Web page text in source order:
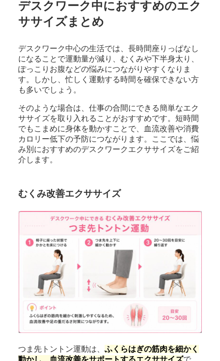
デスクワーク中におすすめのエク
ササイズまとめ
デスクワーク中心の生活では、長時間座りっぱなし
になることで運動量が減り、むくみや下半身太り、
ぽっこりお腹などの悩みにつながりやすくなりま
す。しかし、忙しく運動する時間を確保できない方
も多いでしょう。
そのような場合は、仕事の合間にできる簡単なエク
ササイズを取り入れることがおすすめです。短時間
でもこまめに身体を動かすことで、血流改善や消費
カロリー低下の予防につながります。ここでは、悩
み別におすすめのデスクワークエクササイズをご紹
介します。
むくみ改善エクササイズ
つま先トントン運動は、ふくらはぎの筋肉を細かく
動かし、血流改善をサポートするエクササイズで